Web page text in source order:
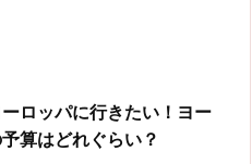
ロッパに行きたい！ヨー
算はどれぐらい？